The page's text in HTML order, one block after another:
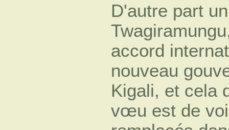
D'autre part
accord
nouveau
Kigali, et cela
vœu est de